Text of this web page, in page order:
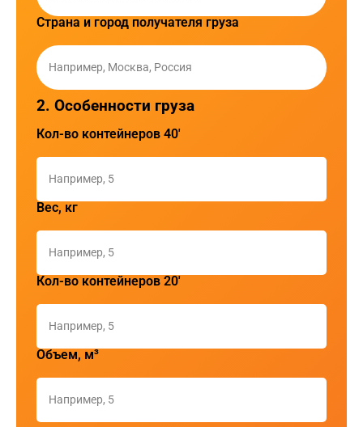
Страна и город получателя груза
2. Особенности груза
Кол-во контейнеров 40'
Вес, кг
Кол-во контейнеров 20'
Объем, м³